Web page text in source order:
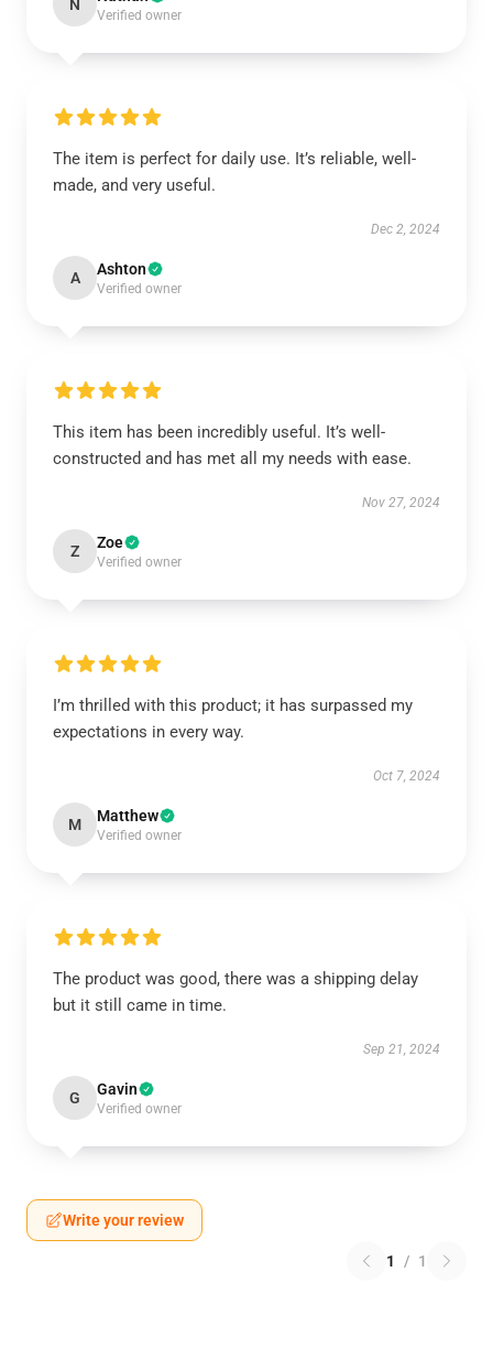
N
Verified owner
The item is perfect for daily use. It’s reliable, well-
made, and very useful.
Dec 2, 2024
A Ashton
Verified owner
This item has been incredibly useful. It’s well-
constructed and has met all my needs with ease.
Nov 27, 2024
Z Zoe
Verified owner
I’m thrilled with this product; it has surpassed my
expectations in every way.
Oct 7, 2024
M Matthew
Verified owner
The product was good, there was a shipping delay
but it still came in time.
Sep 21, 2024
G Gavin
Verified owner
Write your review
1 / 1